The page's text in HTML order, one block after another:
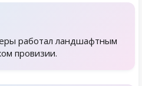
работал ландшафтным
провизии.